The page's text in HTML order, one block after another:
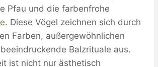
Pfau und die farbenfrohe
. Diese Vögel zeichnen sich durch
Farben, außergewöhnlichen
Balzrituale aus.
ist nicht nur ästhetisch